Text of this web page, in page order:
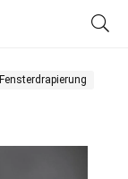
Fensterdrapierung